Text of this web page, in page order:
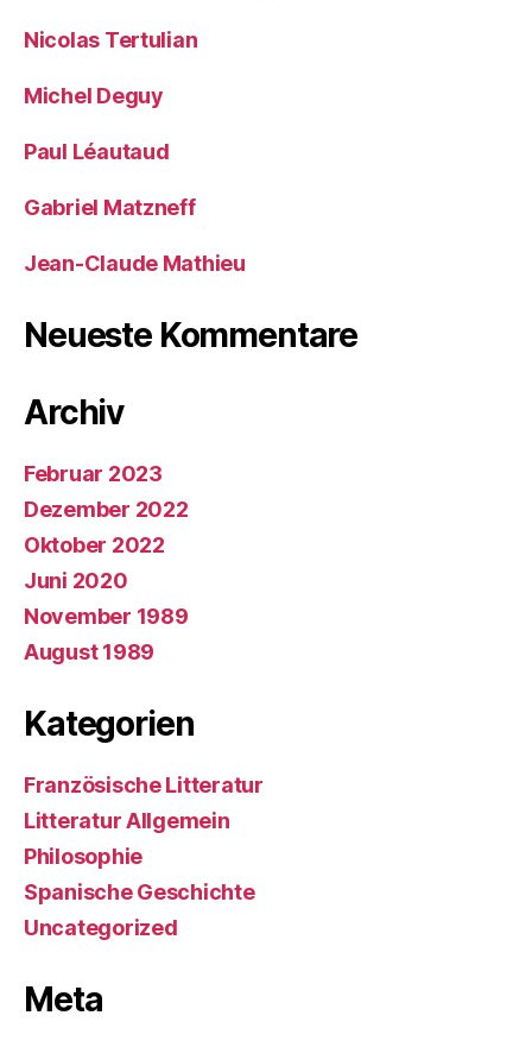
Nicolas Tertulian
Michel Deguy
Paul Léautaud
Gabriel Matzneff
Jean-Claude Mathieu
Neueste Kommentare
Archiv
Februar 2023
Dezember 2022
Oktober 2022
Juni 2020
November 1989
August 1989
Kategorien
Französische Litteratur
Litteratur Allgemein
Philosophie
Spanische Geschichte
Uncategorized
Meta